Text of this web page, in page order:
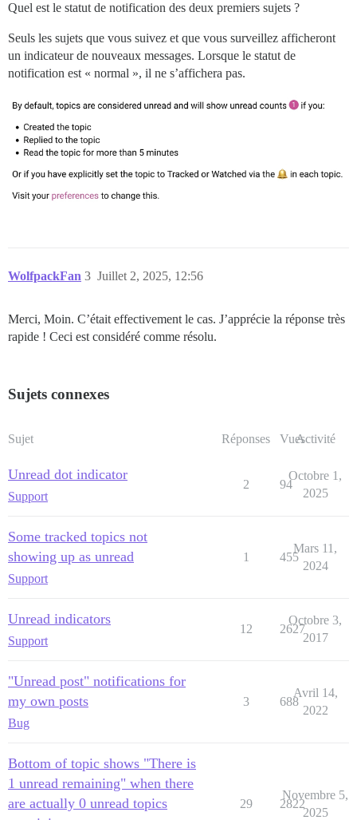
Quel est le statut de notification des deux premiers sujets ?
Seuls les sujets que vous suivez et que vous surveillez afficheront
un indicateur de nouveaux messages. Lorsque le statut de
notification est « normal », il ne s’affichera pas.
WolfpackFan Juillet 2, 2025, 12:56
3
Merci, Moin. C’était effectivement le cas. J’apprécie la réponse très
rapide ! Ceci est considéré comme résolu.
Sujets connexes
Sujet Réponses VuesActivité
Unread dot indicator
Support
2 94
Octobre 1,
2025
Some tracked topics not
showing up as unread
Support
1 455
Mars 11,
2024
Unread indicators
Support
12 2627
Octobre 3,
2017
"Unread post" notifications for
my own posts
Bug
3 688
Avril 14,
2022
Bottom of topic shows "There is
1 unread remaining" when there
are actually 0 unread topics
29 2822
Novembre 5,
2025